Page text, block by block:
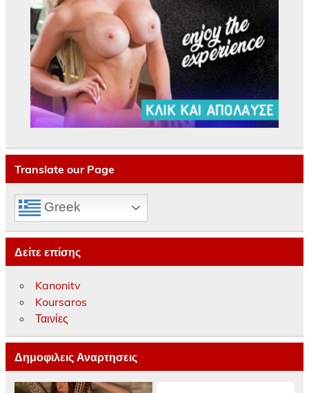
Translate our Page
Greek
Δείτε επίσης
Kanonitv
Koursaros
Ταινίες
Δημοφιλεις Αναρτησεις